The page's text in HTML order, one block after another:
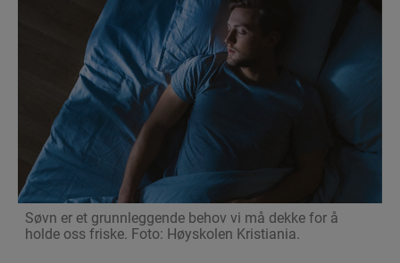
Søvn er et grunnleggende behov vi må dekke for å
holde oss friske. Foto: Høyskolen Kristiania.